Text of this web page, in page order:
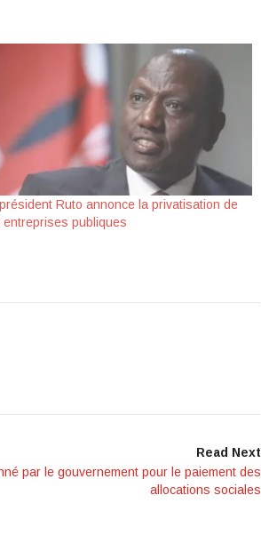
Ruto annonce la privatisation de
entreprises publiques
Read Next
par le gouvernement pour le paiement des
allocations sociales